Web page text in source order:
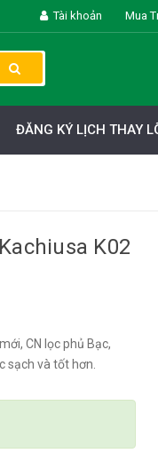
Tài khoản Mua
ĐĂNG KÝ LỊCH THAY
K02
mới, CN lọc phủ Bạc,
sạch và tốt hơn.